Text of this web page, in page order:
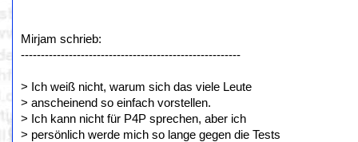
Mirjam schrieb:
-------------------------------------------------------
> Ich weiß nicht, warum sich das viele Leute
> anscheinend so einfach vorstellen.
> Ich kann nicht für P4P sprechen, aber ich
> persönlich werde mich so lange gegen die Tests